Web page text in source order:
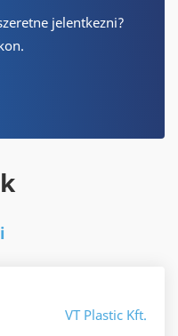
jelentkezni?
VT Plastic Kft.